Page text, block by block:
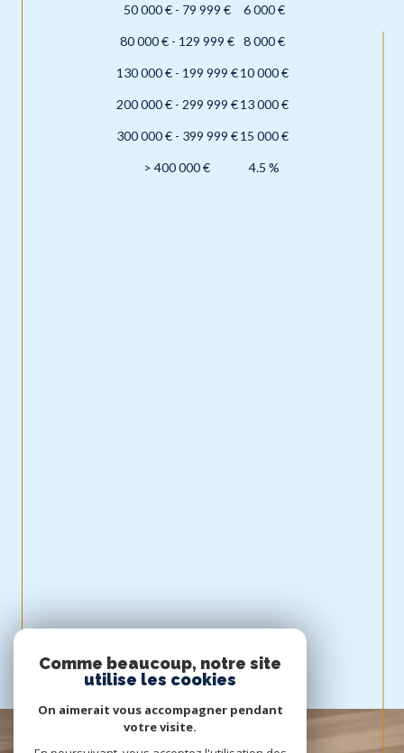
50 000 € - 79 999 € 6 000 €
80 000 € - 129 999 € 8 000 €
130 000 € - 199 999 € 10 000 €
200 000 € - 299 999 € 13 000 €
300 000 € - 399 999 € 15 000 €
>400 000 € 4.5 %
Comme beaucoup, notre site
utilise les cookies
On aimerait vous accompagner pendant
votre visite.